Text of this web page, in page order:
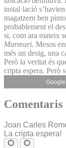
instal·lació
magatzem ben
probablement el
si, com ara mateix
Murmuri. Mesos
més un desig, una
Però la veritat és
cripta espera. Però
Comentaris
Joan Carles
La cripta espera!